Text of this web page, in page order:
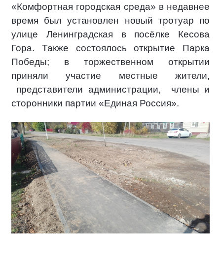
«Комфортная городская среда» в недавнее
время был установлен новый тротуар по
улице Ленинградская в посёлке Кесова
Гора. Также состоялось открытие Парка
Победы; в торжественном открытии
приняли участие местные жители,
представители администрации,
члены и
сторонники партии «Единая Россия».